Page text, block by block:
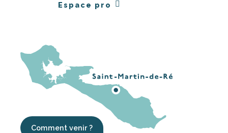
Espace pro
Comment venir ?